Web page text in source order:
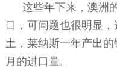
这些年下来，澳洲
口，可问题也很明显
土，莱纳斯一年产出
月的进口量。